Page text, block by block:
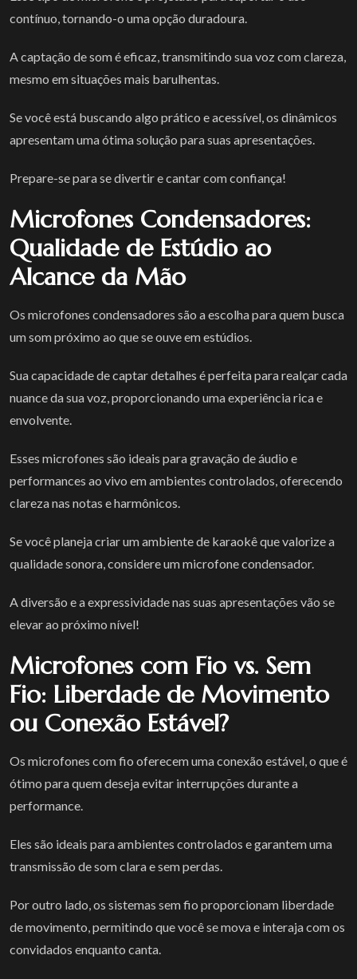
contínuo, tornando-o uma opção duradoura.
A captação de som é eficaz, transmitindo sua voz com clareza,
mesmo em situações mais barulhentas.
Se você está buscando algo prático e acessível, os dinâmicos
apresentam uma ótima solução para suas apresentações.
Prepare-se para se divertir e cantar com confiança!
Microfones Condensadores:
Qualidade de Estúdio ao
Alcance da Mão
Os microfones condensadores são a escolha para quem busca
um som próximo ao que se ouve em estúdios.
Sua capacidade de captar detalhes é perfeita para realçar cada
nuance da sua voz, proporcionando uma experiência rica e
envolvente.
Esses microfones são ideais para gravação de áudio e
performances ao vivo em ambientes controlados, oferecendo
clareza nas notas e harmônicos.
Se você planeja criar um ambiente de karaokê que valorize a
qualidade sonora, considere um microfone condensador.
A diversão e a expressividade nas suas apresentações vão se
elevar ao próximo nível!
Microfones com Fio vs. Sem
Fio: Liberdade de Movimento
ou Conexão Estável?
Os microfones com fio oferecem uma conexão estável, o que é
ótimo para quem deseja evitar interrupções durante a
performance.
Eles são ideais para ambientes controlados e garantem uma
transmissão de som clara e sem perdas.
Por outro lado, os sistemas sem fio proporcionam liberdade
de movimento, permitindo que você se mova e interaja com os
convidados enquanto canta.